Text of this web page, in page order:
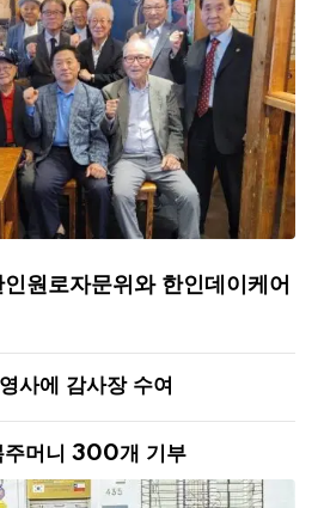
원로자문위와 한인데이케어
사에 감사장 수여
주머니 300개 기부